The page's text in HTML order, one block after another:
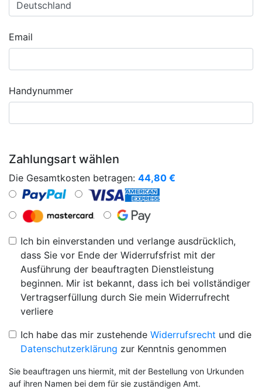
Email
Handynummer
Zahlungsart wählen
Die Gesamtkosten betragen: 44,80 €
Ich bin einverstanden und verlange ausdrücklich,
dass Sie vor Ende der Widerrufsfrist mit der
Ausführung der beauftragten Dienstleistung
beginnen. Mir ist bekannt, dass ich bei vollständiger
Vertragserfüllung durch Sie mein Widerrufrecht
verliere
Ich habe das mir zustehende Widerrufsrecht und die
Datenschutzerklärung zur Kenntnis genommen
Sie beauftragen uns hiermit, mit der Bestellung von Urkunden
auf ihren Namen bei dem für sie zuständigen Amt.